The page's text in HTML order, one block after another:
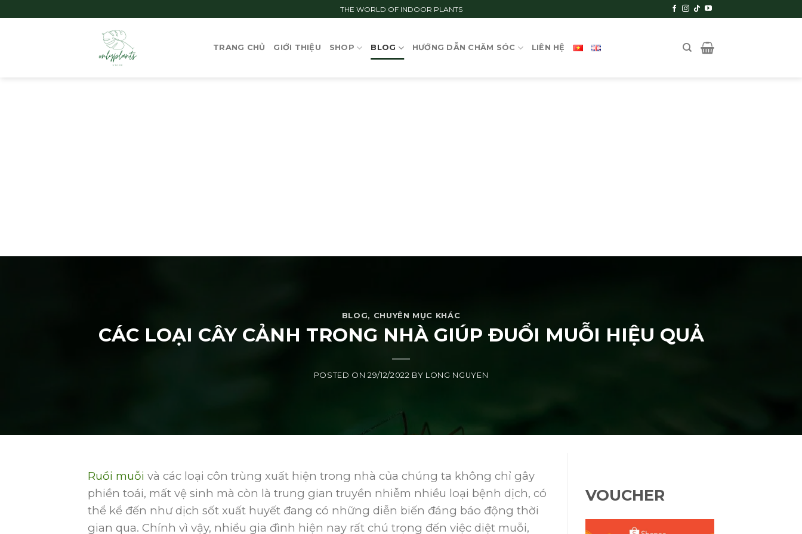
to
THE WORLD OF INDOOR PLANTS
TRANG CHỦ GIỚI THIỆU SHOP BLOG HƯỚNG DẪN CHĂM SÓC LIÊN HỆ
BLOG, CHUYÊN MỤC KHÁC
CÁC LOẠI CÂY CẢNH TRONG NHÀ GIÚP ĐUỔI MUỖI HIỆU QUẢ
POSTED ON29/12/2022 BY LONG NGUYEN
Ruồi muỗi và các loại côn trùng xuất hiện trong nhà của chúng ta không chỉ gây
phiền toái, mất vệ sinh mà còn là trung gian truyền nhiễm nhiều loại bệnh dịch, có
thể kể đến như dịch sốt xuất huyết đang có những diễn biến đáng báo động thời
gian qua. Chính vì vậy, nhiều gia đình hiện nay rất chú trọng đến việc diệt muỗi,
VOUCHER